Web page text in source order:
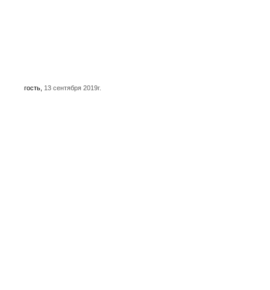
гость, 13 сентября 2019г.